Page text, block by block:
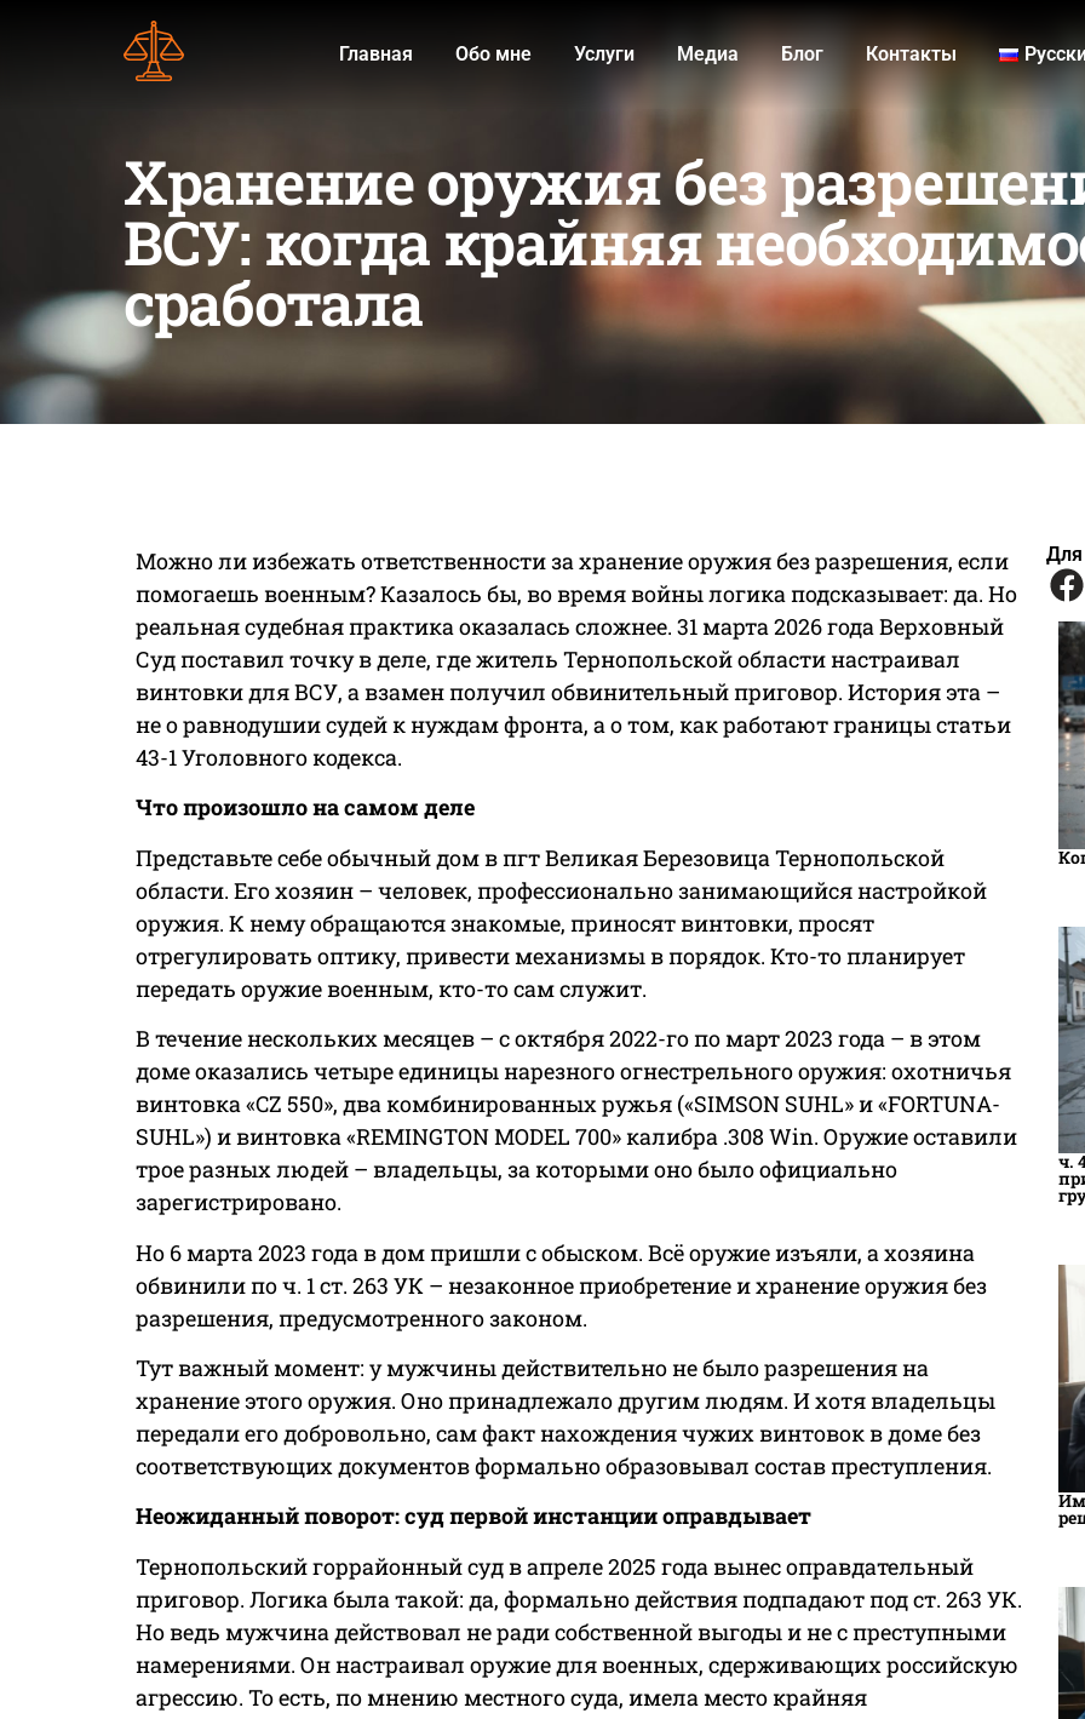
Главная Обо мне Услуги Медиа Блог Контакты
Хранение оружия без
ВСУ: когда крайняя
сработала
Можно ли избежать ответственности за хранение оружия без разрешения, если
помогаешь военным? Казалось бы, во время войны логика подсказывает: да. Но
реальная судебная практика оказалась сложнее. 31 марта 2026 года Верховный
Суд поставил точку в деле, где житель Тернопольской области настраивал
винтовки для ВСУ, а взамен получил обвинительный приговор. История эта –
не о равнодушии судей к нуждам фронта, а о том, как работают границы статьи
43-1 Уголовного кодекса.
Что произошло на самом деле
Представьте себе обычный дом в пгт Великая Березовица Тернопольской
области. Его хозяин – человек, профессионально занимающийся настройкой
оружия. К нему обращаются знакомые, приносят винтовки, просят
отрегулировать оптику, привести механизмы в порядок. Кто-то планирует
передать оружие военным, кто-то сам служит.
В течение нескольких месяцев – с октября 2022-го по март 2023 года – в этом
доме оказались четыре единицы нарезного огнестрельного оружия: охотничья
винтовка «CZ 550», два комбинированных ружья («SIMSON SUHL» и «FORTUNA-
SUHL») и винтовка «REMINGTON MODEL 700» калибра .308 Win. Оружие оставили
трое разных людей – владельцы, за которыми оно было официально
зарегистрировано.
Но 6 марта 2023 года в дом пришли с обыском. Всё оружие изъяли, а хозяина
обвинили по ч. 1 ст. 263 УК – незаконное приобретение и хранение оружия без
разрешения, предусмотренного законом.
Тут важный момент: у мужчины действительно не было разрешения на
хранение этого оружия. Оно принадлежало другим людям. И хотя владельцы
передали его добровольно, сам факт нахождения чужих винтовок в доме без
соответствующих документов формально образовывал состав преступления.
Неожиданный поворот: суд первой инстанции оправдывает
Тернопольский горрайонный суд в апреле 2025 года вынес оправдательный
приговор. Логика была такой: да, формально действия подпадают под ст. 263 УК.
Но ведь мужчина действовал не ради собственной выгоды и не с преступными
намерениями. Он настраивал оружие для военных, сдерживающих российскую
агрессию. То есть, по мнению местного суда, имела место крайняя
Для
ч.